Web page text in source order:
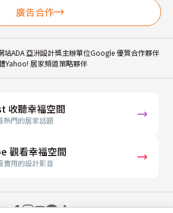
廣告合作
站ADA 亞洲設計獎主辦單位Google 優質合作夥伴
Yahoo! 居家頻道策略夥伴
收聽幸福空間
門的居家話題
觀看幸福空間
用的設計影音